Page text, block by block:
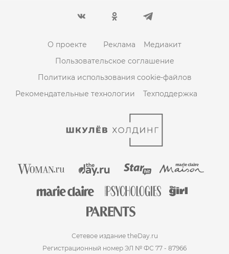
О проекте Реклама
Медиакит
Пользовательское соглашение
Политика использования cookie-файлов
Рекомендательные технологии
Техподдержка
Сетевое издание theDay.ru
Регистрационный номер ЭЛ № ФС 77 - 87966